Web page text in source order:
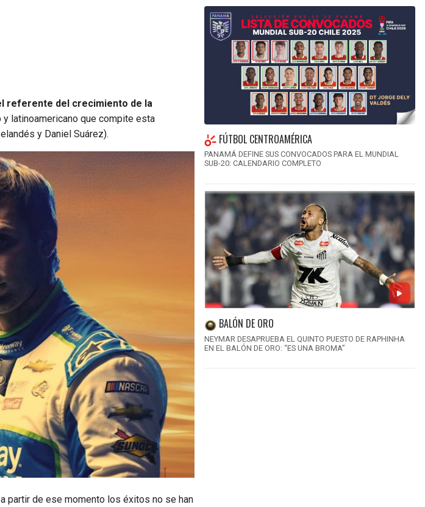
referente del crecimiento de la
latinoamericano que compite esta
y Daniel Suárez).
partir de ese momento los éxitos no se han
FÚTBOL CENTROAMÉRICA
PANAMÁ DEFINE SUS CONVOCADOS PARA EL MUNDIAL
SUB-20: CALENDARIO COMPLETO
BALÓN DE ORO
NEYMAR DESAPRUEBA EL QUINTO PUESTO DE RAPHINHA
EN EL BALÓN DE ORO: “ES UNA BROMA”